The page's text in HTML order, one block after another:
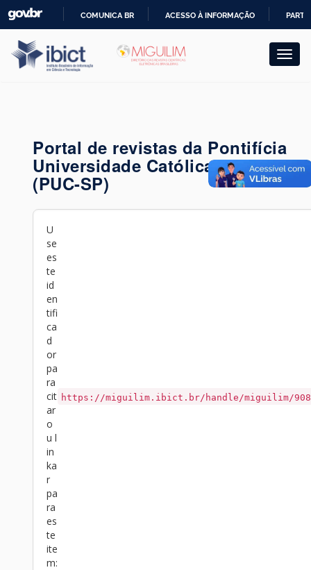
navigation
PARA
O
COMUNICA BR ACESSO À INFORMAÇÃO
Portal de revistas da Pontifícia
Universidade Católica de São
(PUC-SP)
U
se
es
te
id
en
tifi
ca
d
or
pa
ra
cit
ar
o
u l
in
ka
r
pa
ra
es
te
ite
m:
https://miguilim.ibict.br/handle/miguilim/